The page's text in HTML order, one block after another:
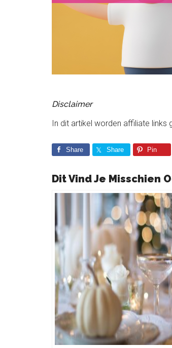
Disclaimer
In dit artikel worden affiliate
Share Share Pin
Dit Vind Je Misschien